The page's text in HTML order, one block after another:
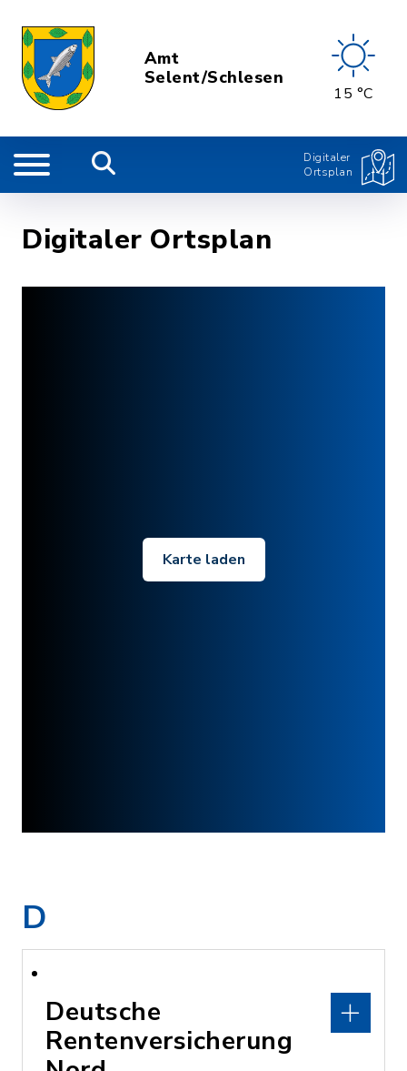
Amt
Selent/Schlesen
15 °C
Digitaler
Ortsplan
Digitaler Ortsplan
Karte laden
D
Deutsche
Rentenversicherung